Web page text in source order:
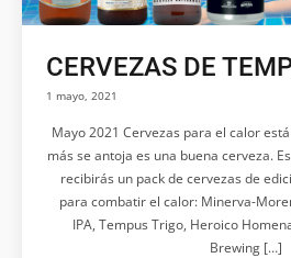
CERVEZAS DE
1 mayo, 2021
Mayo 2021 Cervezas para el calor
más se antoja es una buena cerveza.
recibirás un pack de cervezas de
para combatir el calor: Minerva-
IPA, Tempus Trigo, Heroico
Brewing […]